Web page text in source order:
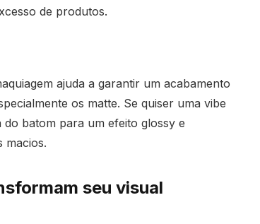
de produtos.
ajuda a garantir um acabamento
os matte. Se quiser uma vibe
batom para um efeito glossy e
macios.
seu visual